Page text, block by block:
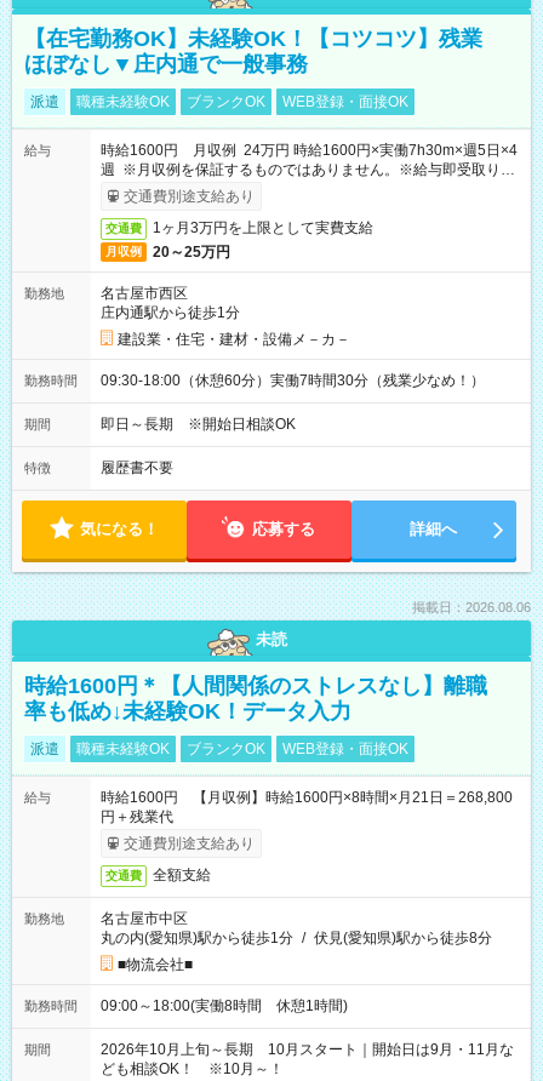
【在宅勤務OK】未経験OK！【コツコツ】残業
ほぼなし▼庄内通で一般事務
派遣 職種未経験OK ブランクOK WEB登録・面接OK
給与
時給1600円 月収例 24万円 時給1600円×実働7h30m×週5日×4
週 ※月収例を保証するものではありません。※給与即受取りサ
ービス利用可（利用条件有）
交通費別途支給あり
交通費 1ヶ月3万円を上限として実費支給
月収例 20～25万円
勤務地
名古屋市西区
庄内通駅から徒歩1分
建設業・住宅・建材・設備メ－カ－
勤務時間 09:30-18:00（休憩60分）実働7時間30分（残業少なめ！）
期間 即日～長期 ※開始日相談OK
特徴 履歴書不要
気になる！ 応募する 詳細へ
掲載日：2026.08.06
未読
時給1600円＊【人間関係のストレスなし】離職
率も低め↓未経験OK！データ入力
派遣 職種未経験OK ブランクOK WEB登録・面接OK
給与
時給1600円 【月収例】時給1600円×8時間×月21日＝268,800
円＋残業代
交通費別途支給あり
交通費 全額支給
勤務地
名古屋市中区
丸の内(愛知県)駅から徒歩1分 / 伏見(愛知県)駅から徒歩8分
■物流会社■
勤務時間 09:00～18:00(実働8時間 休憩1時間)
期間
2026年10月上旬～長期 10月スタート｜開始日は9月・11月な
ども相談OK！ ※10月～！